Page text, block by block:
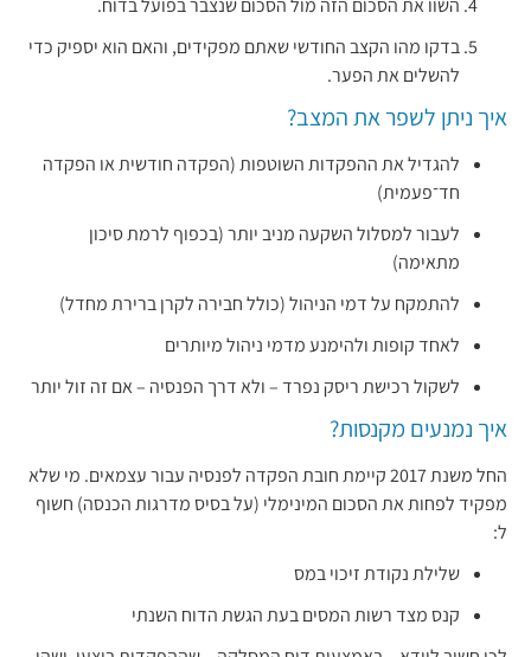
השוו את הסכום הזה מול הסכום שנצבר בפועל בדוח.
בדקו מהו הקצב החודשי שאתם מפקידים, והאם הוא יספיק כדי
להשלים את הפער.
איך ניתן לשפר את המצב?
להגדיל את ההפקדות השוטפות (הפקדה חודשית או הפקדה
חד־פעמית)
לעבור למסלול השקעה מניב יותר (בכפוף לרמת סיכון
מתאימה)
להתמקח על דמי הניהול (כולל חבירה לקרן ברירת מחדל)
לאחד קופות ולהימנע מדמי ניהול מיותרים
לשקול רכישת ריסק נפרד – ולא דרך הפנסיה – אם זה זול יותר
איך נמנעים מקנסות?
החל משנת 2017 קיימת חובת הפקדה לפנסיה עבור עצמאים. מי שלא
מפקיד לפחות את הסכום המינימלי (על בסיס מדרגות הכנסה) חשוף
ל:
שלילת נקודת זיכוי במס
קנס מצד רשות המסים בעת הגשת הדוח השנתי